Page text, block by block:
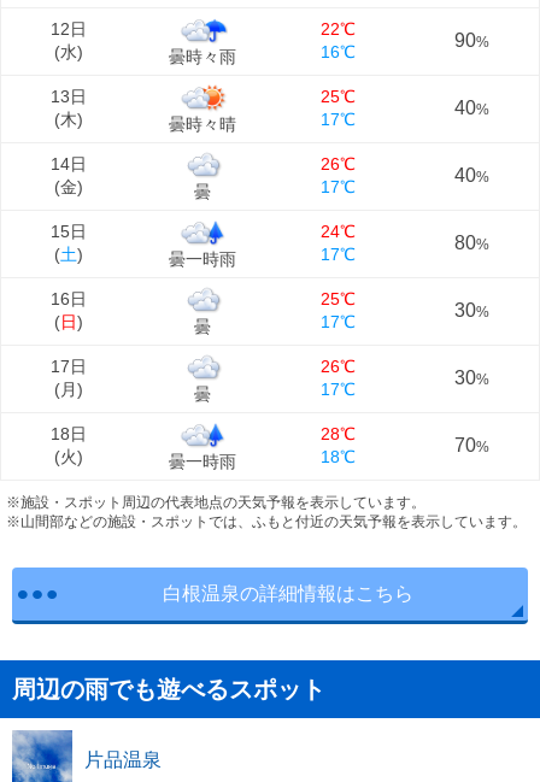
12日
(水) 曇時々雨
22℃
16℃
90%
13日
(木) 曇時々晴
25℃
17℃
40%
14日
(金) 曇
26℃
17℃
40%
15日
(土) 曇一時雨
24℃
17℃
80%
16日
(日) 曇
25℃
17℃
30%
17日
(月) 曇
26℃
17℃
30%
18日
(火) 曇一時雨
28℃
18℃
70%
※施設・スポット周辺の代表地点の天気予報を表示しています。
※山間部などの施設・スポットでは、ふもと付近の天気予報を表示しています。
白根温泉の詳細情報はこちら
周辺の雨でも遊べるスポット
片品温泉